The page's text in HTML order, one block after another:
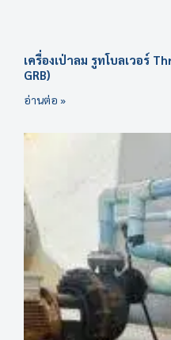
เครื่องเป่าลม รูทโบลเวอร์
GRB)
อ่านต่อ »